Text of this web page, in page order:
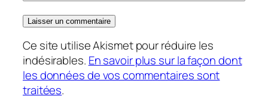
Ce site utilise Akismet pour réduire les
indésirables. En savoir plus sur la façon dont
les données de vos commentaires sont
traitées.